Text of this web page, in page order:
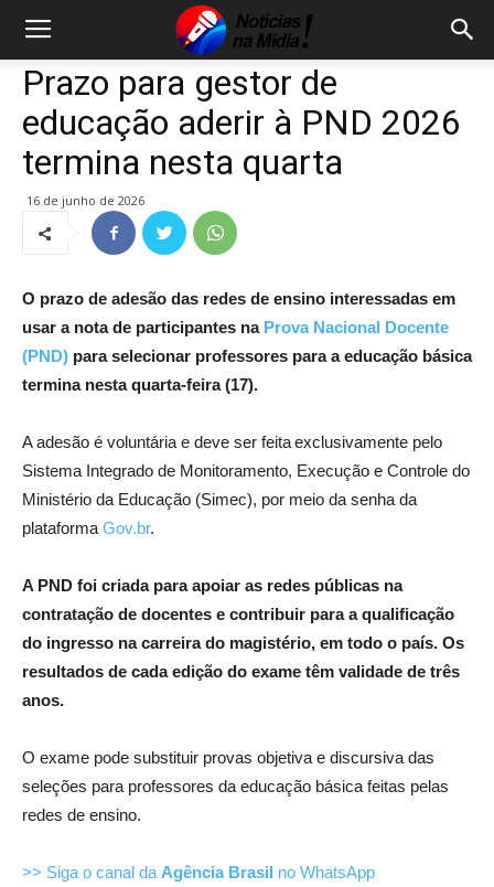
Prazo para gestor de
educação aderir à PND 2026
termina nesta quarta
16 de junho de 2026
O prazo de adesão das redes de ensino interessadas em
usar a nota de participantes na Prova Nacional Docente
(PND) para selecionar professores para a educação básica
termina nesta quarta-feira (17).
A adesão é voluntária e deve ser feita exclusivamente pelo
Sistema Integrado de Monitoramento, Execução e Controle do
Ministério da Educação (Simec), por meio da senha da
plataforma Gov.br.
A PND foi criada para apoiar as redes públicas na
contratação de docentes e contribuir para a qualificação
do ingresso na carreira do magistério, em todo o país. Os
resultados de cada edição do exame têm validade de três
anos.
O exame pode substituir provas objetiva e discursiva das
seleções para professores da educação básica feitas pelas
redes de ensino.
>> Siga o canal da Agência Brasil no WhatsApp